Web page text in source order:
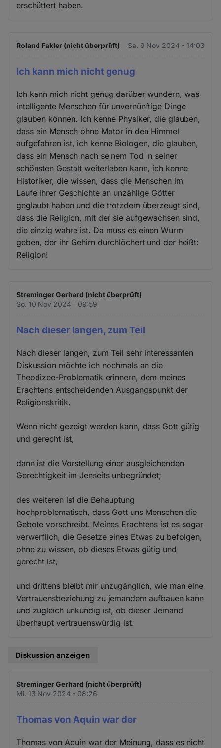
erschüttert haben.
Roland Fakler (nicht überprüft) Sa. 9 Nov 2024 - 14:03
Ich kann mich nicht genug
Ich kann mich nicht genug darüber wundern, was
intelligente Menschen für unvernünftige Dinge
glauben können. Ich kenne Physiker, die glauben,
dass ein Mensch ohne Motor in den Himmel
aufgefahren ist, ich kenne Biologen, die glauben,
dass ein Mensch nach seinem Tod in seiner
schönsten Gestalt weiterleben kann, ich kenne
Historiker, die wissen, dass die Menschen im
Laufe ihrer Geschichte an unzählige Götter
geglaubt haben und die trotzdem überzeugt sind,
dass die Religion, mit der sie aufgewachsen sind,
die einzig wahre ist. Da muss es einen Wurm
geben, der ihr Gehirn durchlöchert und der heißt:
Religion!
Streminger Gerhard (nicht überprüft)
So. 10 Nov 2024 - 09:59
Nach dieser langen, zum Teil
Nach dieser langen, zum Teil sehr interessanten
Diskussion möchte ich nochmals an die
Theodizee-Problematik erinnern, dem meines
Erachtens entscheidenden Ausgangspunkt der
Religionskritik.
Wenn nicht gezeigt werden kann, dass Gott gütig
und gerecht ist,
dann ist die Vorstellung einer ausgleichenden
Gerechtigkeit im Jenseits unbegründet;
des weiteren ist die Behauptung
hochproblematisch, dass Gott uns Menschen die
Gebote vorschreibt. Meines Erachtens ist es sogar
verwerflich, die Gesetze eines Etwas zu befolgen,
ohne zu wissen, ob dieses Etwas gütig und
gerecht ist;
und drittens bleibt mir unzugänglich, wie man eine
Vertrauensbeziehung zu jemandem aufbauen kann
und zugleich unkundig ist, ob dieser Jemand
überhaupt vertrauenswürdig ist.
Diskussion anzeigen
Streminger Gerhard (nicht überprüft)
Mi. 13 Nov 2024 - 08:26
Thomas von Aquin war der
Thomas von Aquin war der Meinung, dass es nicht
und